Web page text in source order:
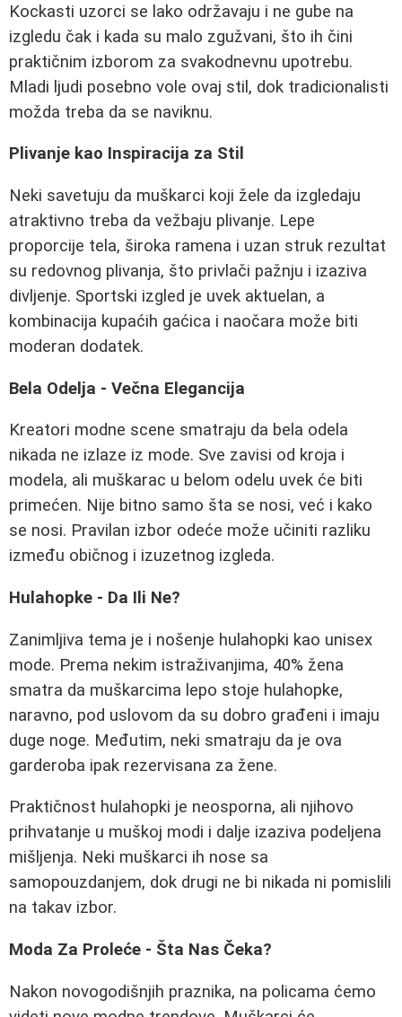
Kockasti uzorci se lako održavaju i ne gube na
izgledu čak i kada su malo zgužvani, što ih čini
praktičnim izborom za svakodnevnu upotrebu.
Mladi ljudi posebno vole ovaj stil, dok tradicionalisti
možda treba da se naviknu.
Plivanje kao Inspiracija za Stil
Neki savetuju da muškarci koji žele da izgledaju
atraktivno treba da vežbaju plivanje. Lepe
proporcije tela, široka ramena i uzan struk rezultat
su redovnog plivanja, što privlači pažnju i izaziva
divljenje. Sportski izgled je uvek aktuelan, a
kombinacija kupaćih gaćica i naočara može biti
moderan dodatek.
Bela Odelja - Večna Elegancija
Kreatori modne scene smatraju da bela odela
nikada ne izlaze iz mode. Sve zavisi od kroja i
modela, ali muškarac u belom odelu uvek će biti
primećen. Nije bitno samo šta se nosi, već i kako
se nosi. Pravilan izbor odeće može učiniti razliku
između običnog i izuzetnog izgleda.
Hulahopke - Da Ili Ne?
Zanimljiva tema je i nošenje hulahopki kao unisex
mode. Prema nekim istraživanjima, 40% žena
smatra da muškarcima lepo stoje hulahopke,
naravno, pod uslovom da su dobro građeni i imaju
duge noge. Međutim, neki smatraju da je ova
garderoba ipak rezervisana za žene.
Praktičnost hulahopki je neosporna, ali njihovo
prihvatanje u muškoj modi i dalje izaziva podeljena
mišljenja. Neki muškarci ih nose sa
samopouzdanjem, dok drugi ne bi nikada ni pomislili
na takav izbor.
Moda Za Proleće - Šta Nas Čeka?
Nakon novogodišnjih praznika, na policama ćemo